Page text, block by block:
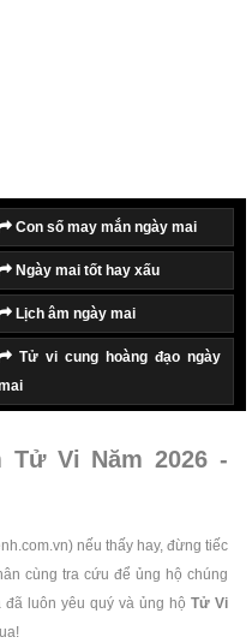
Con số may mắn ngày mai
Ngày mai tốt hay xấu
Lịch âm ngày mai
Tử vi cung hoàng đạo ngày
Tử Vi Năm 2026 -
nếu thấy hay, đừng tiếc
cùng tra cứu để ủng hộ chúng
luôn yêu quý và ủng hộ Tử Vi